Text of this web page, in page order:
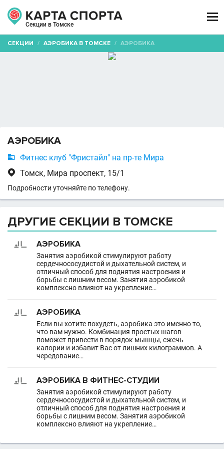
Секции в Томске

СЕКЦИИ / АЭРОБИКА В ТОМСКЕ / АЭРОБИКА
АЭРОБИКА
 Фитнес клуб "Фристайл" на пр-те Мира
 Томск, Мира проспект, 15/1
Подробности уточняйте по телефону.
ДРУГИЕ СЕКЦИИ В ТОМСКЕ
АЭРОБИКА
Занятия аэробикой стимулируют работу
сердечнососудистой и дыхательной систем, и
отличный способ для поднятия настроения и
борьбы с лишним весом. Занятия аэробикой
комплексно влияют на укрепление…
АЭРОБИКА
Если вы хотите похудеть, аэробика это именно то,
что вам нужно. Комбинация простых шагов
поможет привести в порядок мышцы, сжечь
калории и избавит Вас от лишних килограммов. А
чередование…
АЭРОБИКА В ФИТНЕС-СТУДИИ
Занятия аэробикой стимулируют работу
сердечнососудистой и дыхательной систем, и
отличный способ для поднятия настроения и
борьбы с лишним весом. Занятия аэробикой
комплексно влияют на укрепление…